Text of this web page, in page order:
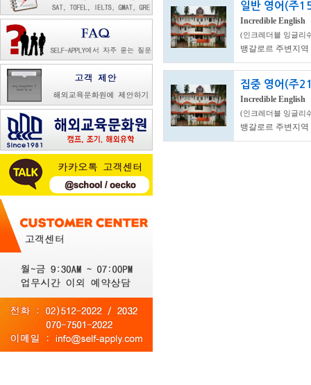
일반 영어(주
Incredible English
(인크레더블 잉글리
뱅갈로르 주변지역
집중 영어(주
Incredible English
(인크레더블 잉글리
뱅갈로르 주변지역